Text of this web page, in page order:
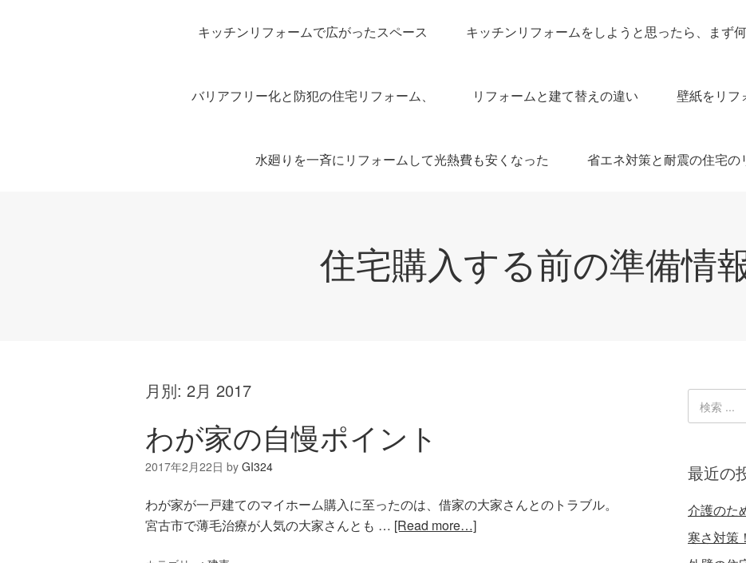
キッチンリフォームで広がったスペース キッチンリフォームをしようと思ったら、まず
バリアフリー化と防犯の住宅リフォーム、 リフォームと建て替えの違い 壁紙をリフ
水廻りを一斉にリフォームして光熱費も安くなった 省エネ対策と耐震の住宅の
住宅購入する前の準備情
月別: 2月 2017
わが家の自慢ポイント
2017年2月22日 by GI324
わが家が一戸建てのマイホーム購入に至ったのは、借家の大家さんとのトラブル。
宮古市で薄毛治療が人気の大家さんとも … [Read more…]
最近の
介護のた
寒さ対策